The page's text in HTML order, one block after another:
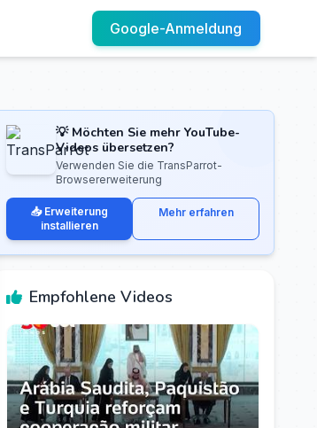
Google-Anmeldung
💡 Möchten Sie mehr YouTube-
Videos übersetzen?
Verwenden Sie die TransParrot-
Browsererweiterung
📥 Erweiterung
installieren
Mehr erfahren
Empfohlene Videos